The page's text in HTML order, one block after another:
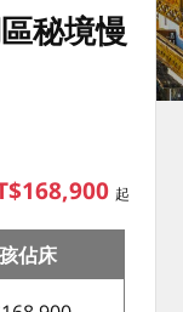
秘境慢
起
佔床